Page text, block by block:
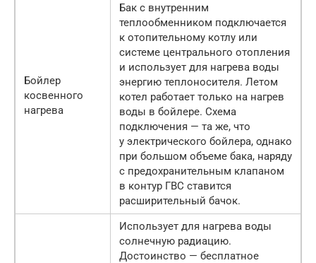
Бойлер
косвенного
нагрева
Бак с внутренним
теплообменником подключается
к отопительному котлу или
системе центрального отопления
и использует для нагрева воды
энергию теплоносителя. Летом
котел работает только на нагрев
воды в бойлере. Схема
подключения — та же, что
у электрического бойлера, однако
при большом объеме бака, наряду
с предохранительным клапаном
в контур ГВС ставится
расширительный бачок.
Использует для нагрева воды
солнечную радиацию.
Достоинство — бесплатное